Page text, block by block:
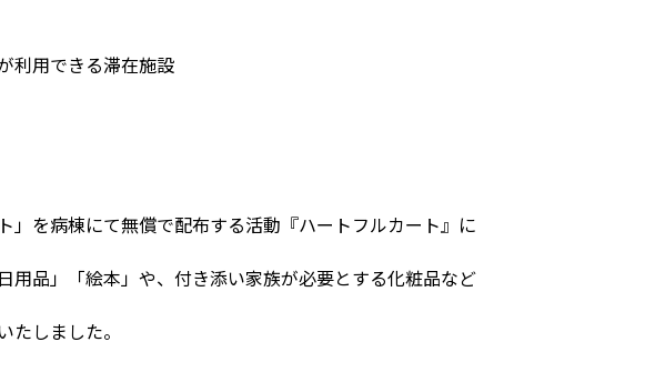
利用できる滞在施設
を病棟にて無償で配布する活動『ハートフルカート』に
品」「絵本」や、付き添い家族が必要とする化粧品など
しました。